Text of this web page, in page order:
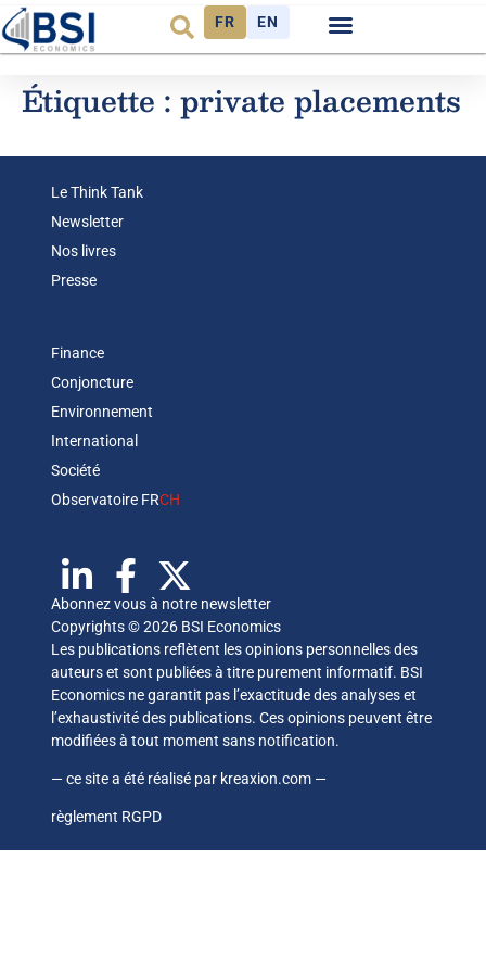
FR EN
Étiquette : private placements
Le Think Tank
Newsletter
Nos livres
Presse
Finance
Conjoncture
Environnement
International
Société
Observatoire FRCH
Abonnez vous à notre newsletter
Copyrights © 2026 BSI Economics
Les publications reflètent les opinions personnelles des
auteurs et sont publiées à titre purement informatif. BSI
Economics ne garantit pas l’exactitude des analyses et
l’exhaustivité des publications. Ces opinions peuvent être
modifiées à tout moment sans notification.
— ce site a été réalisé par kreaxion.com —
règlement RGPD